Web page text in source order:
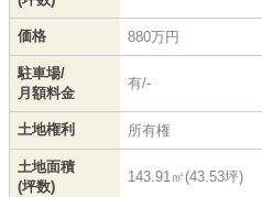
価格 880万円
駐車場/
月額料金
有/-
土地権利 所有権
土地面積
(坪数)
143.91㎡(43.53坪)